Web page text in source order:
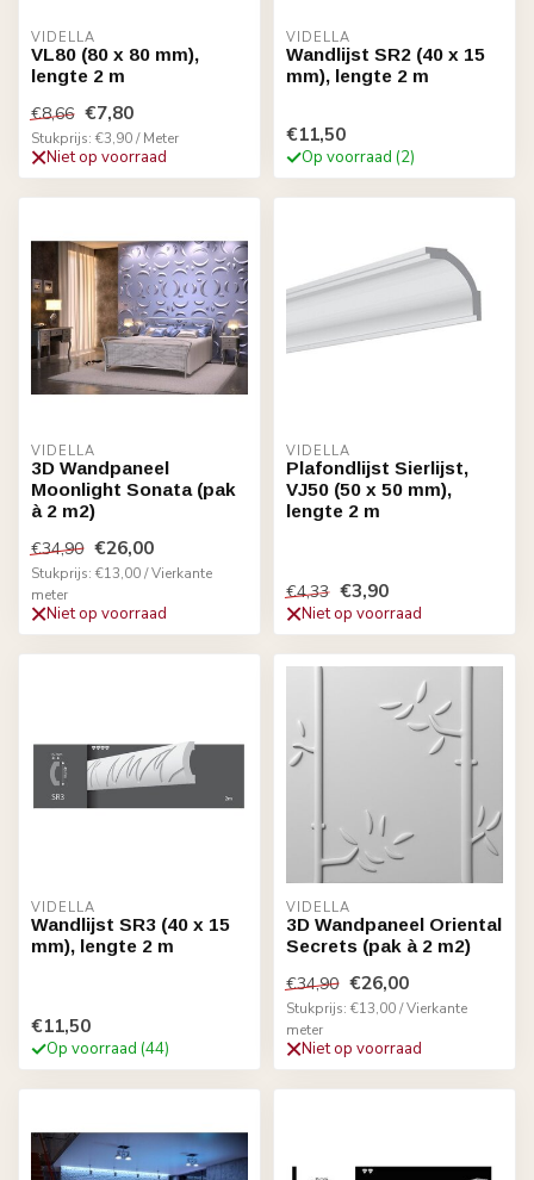
VIDELLA
VL80 (80 x 80 mm),
lengte 2 m
€8,66 €7,80
Stukprijs: €3,90 / Meter
Niet op voorraad
VIDELLA
Wandlijst SR2 (40 x 15
mm), lengte 2 m
€11,50
Op voorraad (2)
VIDELLA
3D Wandpaneel
Moonlight Sonata (pak
à 2 m2)
€34,90 €26,00
Stukprijs: €13,00 / Vierkante
meter
Niet op voorraad
VIDELLA
Plafondlijst Sierlijst,
VJ50 (50 x 50 mm),
lengte 2 m
€4,33 €3,90
Niet op voorraad
VIDELLA
Wandlijst SR3 (40 x 15
mm), lengte 2 m
€11,50
Op voorraad (44)
VIDELLA
3D Wandpaneel Oriental
Secrets (pak à 2 m2)
€34,90 €26,00
Stukprijs: €13,00 / Vierkante
meter
Niet op voorraad